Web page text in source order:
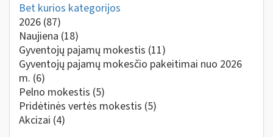
Bet kurios kategorijos
2026 (87)
Naujiena (18)
Gyventojų pajamų mokestis (11)
Gyventojų pajamų mokesčio pakeitimai nuo 2026
m. (6)
Pelno mokestis (5)
Pridėtinės vertės mokestis (5)
Akcizai (4)